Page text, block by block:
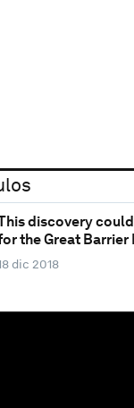
discovery
the Great Barrier
dic 2018